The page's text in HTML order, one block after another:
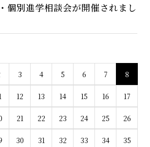
個別進学相談会が開催されまし
3 4 5 6 7 8
12 13 14 15 16 17
21 22 23 24 25 26
30 31 32 33 34 35